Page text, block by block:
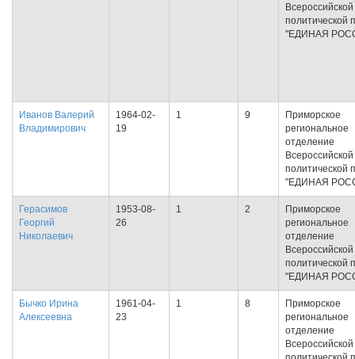
Всероссийской
политической
"ЕДИНАЯ
Иванов Валерий
Владимирович
1964-02-
19
1 9
Приморское
региональное
отделение
Всероссийской
политической
"ЕДИНАЯ
Герасимов
Георгий
Николаевич
1953-08-
26
1 2
Приморское
региональное
отделение
Всероссийской
политической
"ЕДИНАЯ
Бычко Ирина
Алексеевна
1961-04-
23
1 8
Приморское
региональное
отделение
Всероссийской